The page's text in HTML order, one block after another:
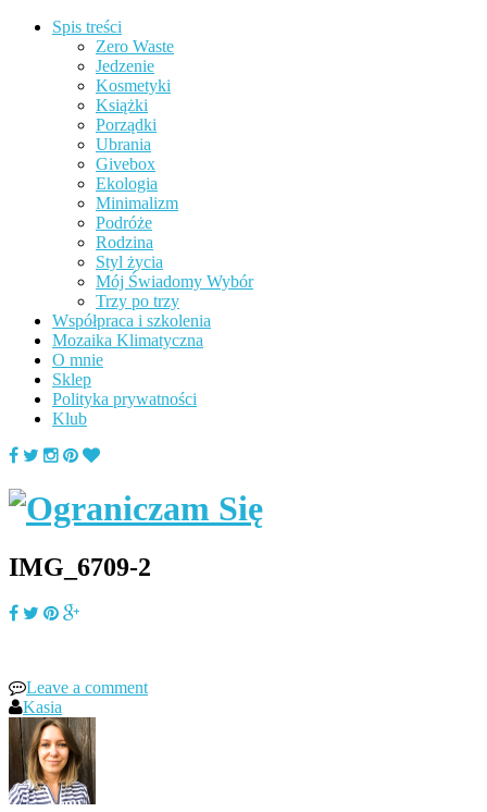
Spis treści
Zero Waste
Jedzenie
Kosmetyki
Książki
Porządki
Ubrania
Givebox
Ekologia
Minimalizm
Podróże
Rodzina
Styl życia
Mój Świadomy Wybór
Trzy po trzy
Współpraca i szkolenia
Mozaika Klimatyczna
O mnie
Sklep
Polityka prywatności
Klub
IMG_6709-2
Leave a comment
Kasia